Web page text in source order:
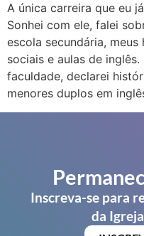
A única carreira que eu
Sonhei com ele, falei
escola secundária,
sociais e aulas de
faculdade, declarei
menores duplos em
Inscreva-se para
da